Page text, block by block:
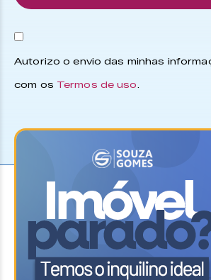
Autorizo o envio das minhas
com os Termos de uso.